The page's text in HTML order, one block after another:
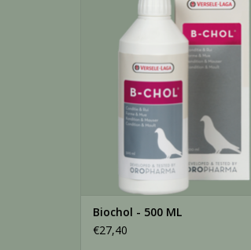
TOEVOEGEN AAN WINKELWAGEN
Biochol - 500 ML
€27,40